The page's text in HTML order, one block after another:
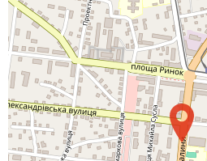
Відгуки
Депозити юр. осіб
Кредити для бізнеса
Інтернет-банкінг